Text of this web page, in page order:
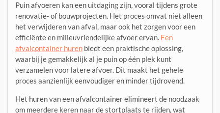
Puin afvoeren kan een uitdaging zijn, vooral tijdens grote
renovatie- of bouwprojecten. Het proces omvat niet alleen
het verwijderen van afval, maar ook het zorgen voor een
efficiënte en milieuvriendelijke afvoer ervan. Een
afvalcontainer huren biedt een praktische oplossing,
waarbij je gemakkelijk al je puin op één plek kunt
verzamelen voor latere afvoer. Dit maakt het gehele
proces aanzienlijk eenvoudiger en minder tijdrovend.
Het huren van een afvalcontainer elimineert de noodzaak
om meerdere keren naar de stortplaats te rijden, wat